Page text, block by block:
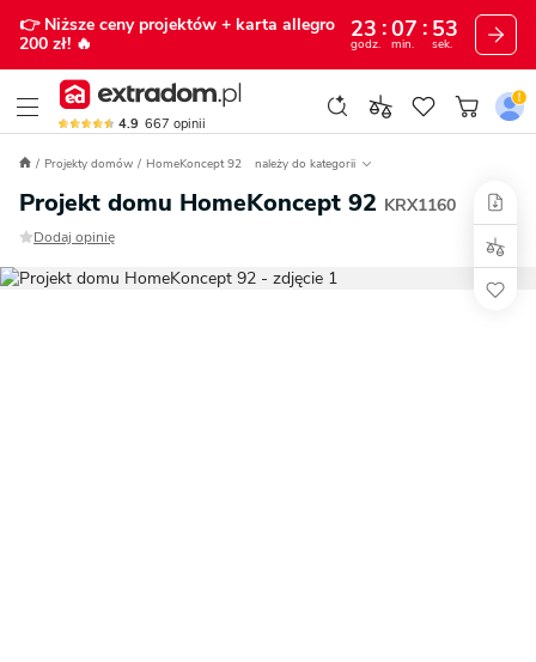
👉 Niższe ceny projektów + karta allegro
200 zł! 🔥
23
godz.
07
min.
52
sek.
4.9 667 opinii
Projekty domów HomeKoncept 92 należy do kategorii
Projekt domu HomeKoncept 92 KRX1160
Dodaj opinię